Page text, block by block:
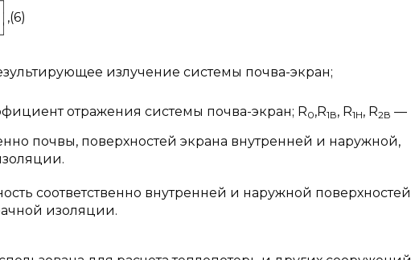
,(6)
излучение системы почва-экран;
отражения системы почва-экран; R0,R1В, R1H, R2В —
почвы, поверхностей экрана внутренней и наружной,
соответственно внутренней и наружной поверхностей
изоляции.